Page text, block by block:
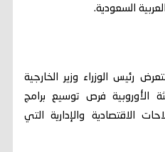
السعودية.
رئيس الوزراء وزير الخارجية
الأوروبية فرص توسيع برامج
الاقتصادية والإدارية التي